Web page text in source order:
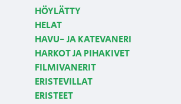
HÖYLÄTTY
HELAT
HAVU- JA KATEVANERI
HARKOT JA PIHAKIVET
FILMIVANERIT
ERISTEVILLAT
ERISTEET